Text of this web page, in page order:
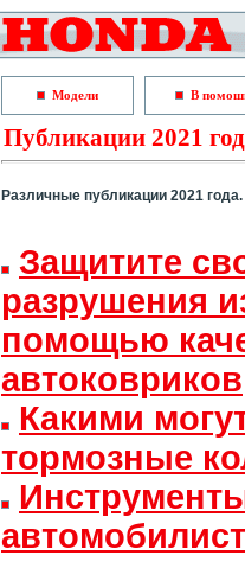
Модели В
Публикации 2021
Различные публикации 2021 года.
Защитите
разрушения
помощью
автоковриков
Какими
тормозные